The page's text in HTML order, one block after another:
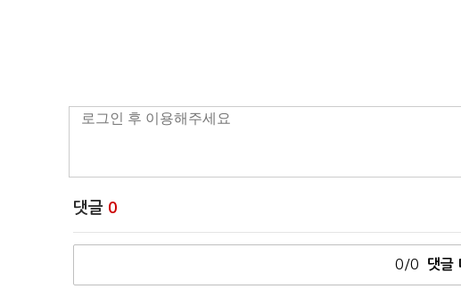
댓글 0
0/0 댓글